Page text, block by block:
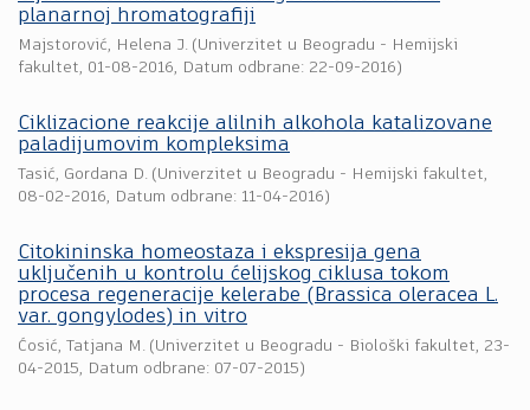
planarnoj hromatografiji
Majstorović, Helena J. (Univerzitet u Beogradu - Hemijski
fakultet, 01-08-2016, Datum odbrane: 22-09-2016)
Ciklizacione reakcije alilnih alkohola katalizovane
paladijumovim kompleksima
Tasić, Gordana D. (Univerzitet u Beogradu - Hemijski fakultet,
08-02-2016, Datum odbrane: 11-04-2016)
Citokininska homeostaza i ekspresija gena
uključenih u kontrolu ćelijskog ciklusa tokom
procesa regeneracije kelerabe (Brassica oleracea L.
var. gongylodes) in vitro
Ćosić, Tatjana M. (Univerzitet u Beogradu - Biološki fakultet, 23-
04-2015, Datum odbrane: 07-07-2015)